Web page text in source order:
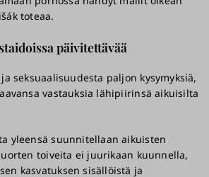
toteaa.
päivitettävää
seksuaalisuudesta paljon kysymyksiä,
vastauksia lähipiirinsä aikuisilta
yleensä suunnitellaan aikuisten
toiveita ei juurikaan kuunnella,
kasvatuksen sisällöistä ja